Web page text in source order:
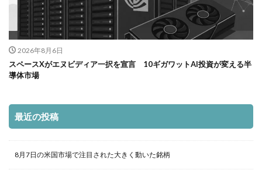
2026年8月6日
スペースXがエヌビディア一択を宣言 10ギガワットAI投資が変える半
導体市場
最近の投稿
8月7日の米国市場で注目された大きく動いた銘柄